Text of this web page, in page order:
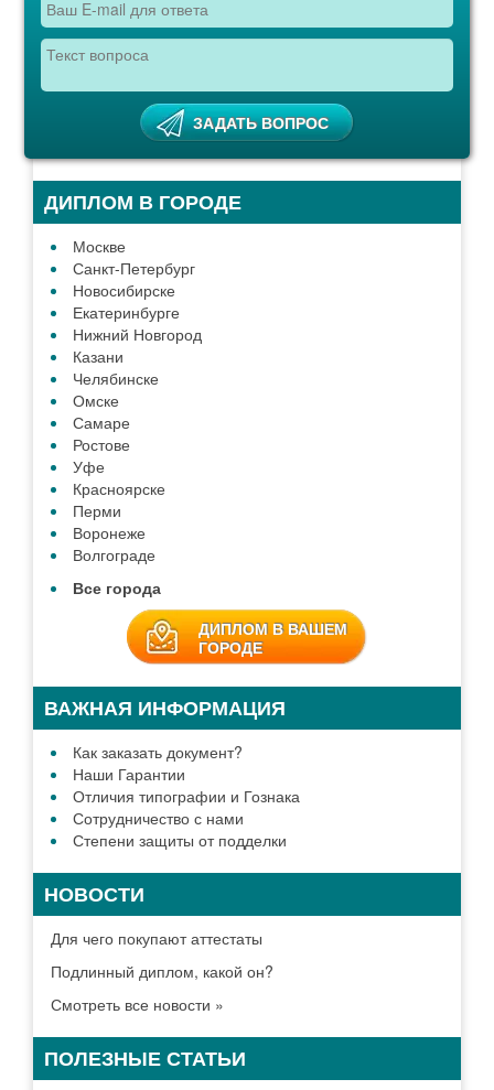
ДИПЛОМ В ГОРОДЕ
Москве
Санкт-Петербург
Новосибирске
Екатеринбурге
Нижний Новгород
Казани
Челябинске
Омске
Самаре
Ростове
Уфе
Красноярске
Перми
Воронеже
Волгограде
Все города
ДИПЛОМ В ВАШЕМ
ГОРОДЕ
ВАЖНАЯ ИНФОРМАЦИЯ
Как заказать документ?
Наши Гарантии
Отличия типографии и Гознака
Сотрудничество с нами
Степени защиты от подделки
НОВОСТИ
Для чего покупают аттестаты
Подлинный диплом, какой он?
Смотреть все новости »
ПОЛЕЗНЫЕ СТАТЬИ